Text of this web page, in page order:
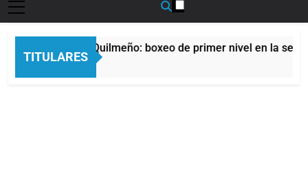
TITULARES
del Afro Quilmeño: boxeo de primer nivel en la sede de